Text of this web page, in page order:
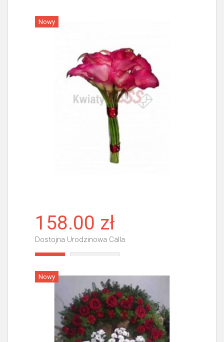
Nowy
158.00 zł
Dostojna Urodzinowa Calla
Nowy